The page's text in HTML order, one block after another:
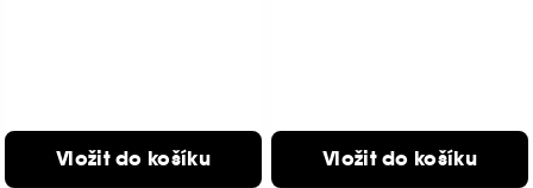
Vložit do košíku Vložit do košíku